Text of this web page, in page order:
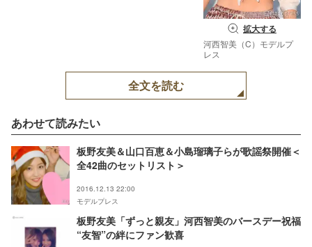
拡大する
河西智美（C）モデルプ
レス
全文を読む
あわせて読みたい
板野友美＆山口百恵＆小島瑠璃子らが歌謡祭開催＜
全42曲のセットリスト＞
2016.12.13 22:00
モデルプレス
板野友美「ずっと親友」河西智美のバースデー祝福
“友智”の絆にファン歓喜